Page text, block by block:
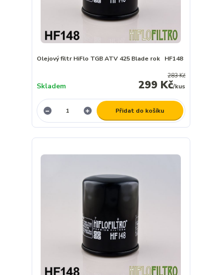
Olejový filtr HiFlo TGB ATV 425 Blade rok HF148
283 Kč
299 Kč/kus
Skladem
Přidat do košíku